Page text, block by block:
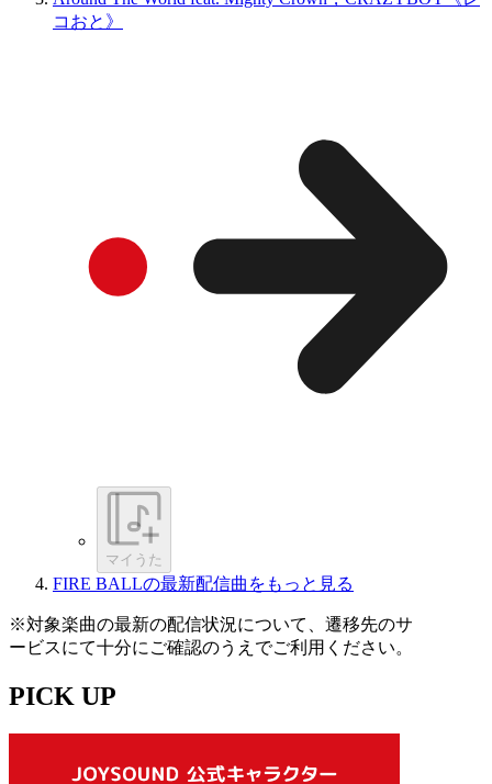
コおと》
マイうた
FIRE BALLの最新配信曲をもっと見る
※対象楽曲の最新の配信状況について、遷移先のサ
ービスにて十分にご確認のうえでご利用ください。
PICK UP